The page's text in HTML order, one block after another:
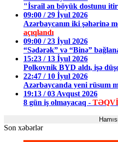
"İsrail ən böyük dostunu
09:00 / 29 İyul 2026
Azərbaycanın iki şəhərinə
açıqlandı
09:00 / 23 İyul 2026
“Sədərək” və “Binə”
15:23 / 13 İyul 2026
Polkovnik BYD aldı, işə
22:47 / 10 İyul 2026
Azərbaycanda yeni rüsum
19:13 / 03 Avqust 2026
8 gün iş olmayacaq -
Son xəbərlər